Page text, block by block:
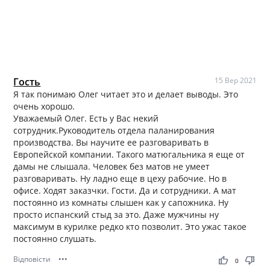
Гость 15 Вер 2021
Я так понимаю Олег читает это и делает выводы. Это
очень хорошо.
Уважаемый Олег. Есть у Вас некий
сотрудник.Руководитель отдела паланирования
производства. Вы научите ее разговаривать в
Европейской компании. Такого матюгальника я еще от
дамы не слышала. Человек без матов не умеет
разговаривать. Ну ладно еще в цеху рабочие. Но в
офисе. Ходят заказчки. Гости. Да и сотрудники. А мат
постоянно из комнаты слышен как у сапожника. Ну
просто испанский стыд за это. Даже мужчины ну
максимум в курилке редко кто позволит. Это ужас такое
постоянно слушать.
Відповісти ••• thumb_up thumb_down
0